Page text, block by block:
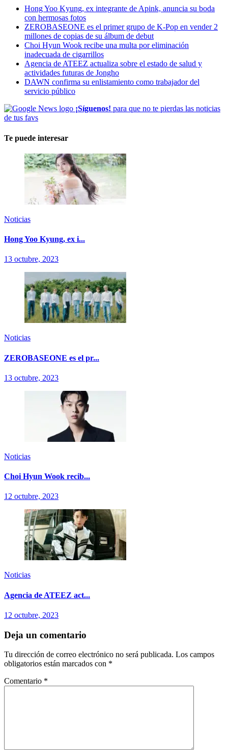
Hong Yoo Kyung, ex integrante de Apink, anuncia su boda
con hermosas fotos
ZEROBASEONE es el primer grupo de K-Pop en vender 2
millones de copias de su álbum de debut
Choi Hyun Wook recibe una multa por eliminación
inadecuada de cigarrillos
Agencia de ATEEZ actualiza sobre el estado de salud y
actividades futuras de Jongho
DAWN confirma su enlistamiento como trabajador del
servicio público
¡Síguenos! para que no te pierdas las noticias
de tus favs
Te puede interesar
Noticias
Hong Yoo Kyung, ex i...
13 octubre, 2023
Noticias
ZEROBASEONE es el pr...
13 octubre, 2023
Noticias
Choi Hyun Wook recib...
12 octubre, 2023
Noticias
Agencia de ATEEZ act...
12 octubre, 2023
Deja un comentario
Tu dirección de correo electrónico no será publicada. Los campos
obligatorios están marcados con *
Comentario *